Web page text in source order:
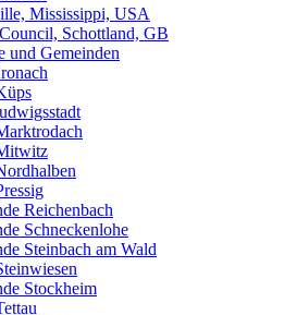
Mississippi, USA
Schottland, GB
und Gemeinden
Reichenbach
Schneckenlohe
Steinbach am Wald
Stockheim